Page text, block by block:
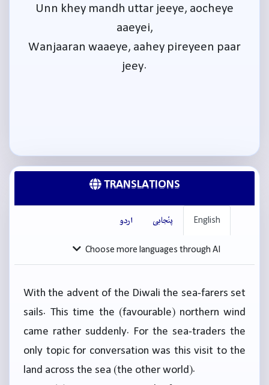
Unn khey mandh uttar jeeye, aocheye
aaeyei,
Wanjaaran waaeye, aahey pireyeen paar
jeey.
TRANSLATIONS
English پنْجابی اردو
Choose more languages through AI
With the advent of the Diwali the sea-farers set
sails. This time the (favourable) northern wind
came rather suddenly. For the sea-traders the
only topic for conversation was this visit to the
land across the sea (the other world).